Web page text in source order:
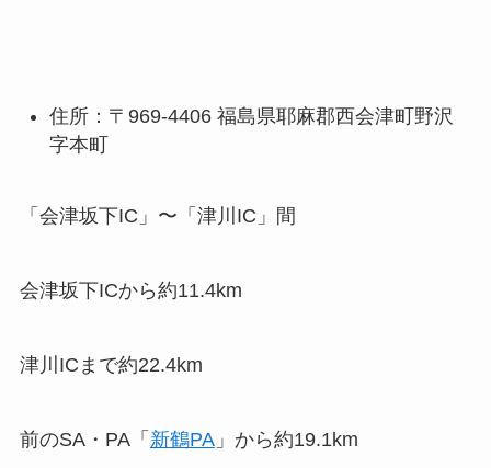
住所：〒969-4406 福島県耶麻郡西会津町野沢
字本町
「会津坂下IC」〜「津川IC」間
会津坂下ICから約11.4km
津川ICまで約22.4km
前のSA・PA「 新鶴PA」から約19.1km